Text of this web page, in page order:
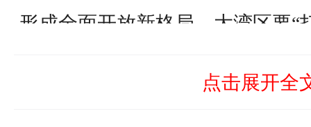
形成全面开放新格局。大湾区要“
院，推进世界一流大学和一流学
点击展开全